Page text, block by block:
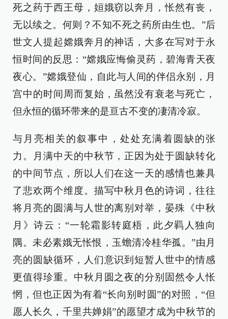
死之药于西王母，姮娥窃以奔月，怅然有丧，
无以续之。何则？不知不死之药所由生也。”后
世文人提起嫦娥奔月的神话，大多在写对于永
恒时间的反思：“嫦娥应悔偷灵药，碧海青天夜
夜心。”嫦娥登仙，自此与人间的伴侣永别，月
宫中的时间周而复始，虽然没有衰老与死亡，
但永恒的循环带来的是亘古不变的凄清冷寂。
与月亮相关的叙事中，处处充满着圆缺的张
力。月满中天的中秋节，正因为处于圆缺转化
的中间节点，所以人们在这一天的感情也兼具
了悲欢两个维度。描写中秋月色的诗词，往往
将月亮的圆满与人世的离别对举，晏殊《中秋
月》诗云：“一轮霜影转庭梧，此夕羁人独向
隅。未必素娥无怅恨，玉蟾清冷桂华孤。”由月
亮的圆缺循环，人们意识到短暂人世中的情感
更值得珍重。中秋月圆之夜的分别固然令人怅
惘，但也正因为有着“长向别时圆”的对照，“但
愿人长久，千里共婵娟”的愿望才成为中秋节的